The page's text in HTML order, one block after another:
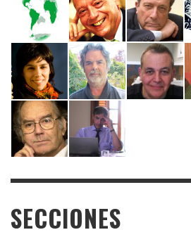
SECCIONES